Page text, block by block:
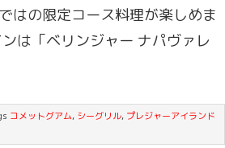
はの限定コース料理が楽しめま
は「ベリンジャー ナパヴァレ
コメットグアム, シーグリル, プレジャーアイランド